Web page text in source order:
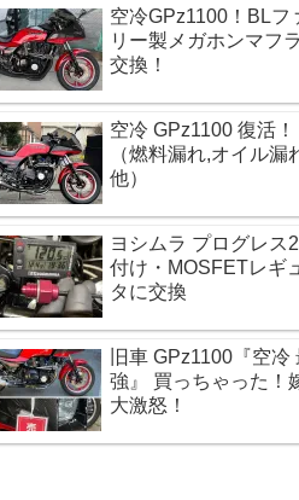
空冷GPz1100！BLフ
リー製メガホンマフ
交換！
空冷 GPz1100 復活！
（燃料漏れ,オイル漏
他）
ヨシムラ プログレス
付け・MOSFETレギ
タに交換 
旧車 GPz1100『空冷
強』 買っちゃった！
大激怒！